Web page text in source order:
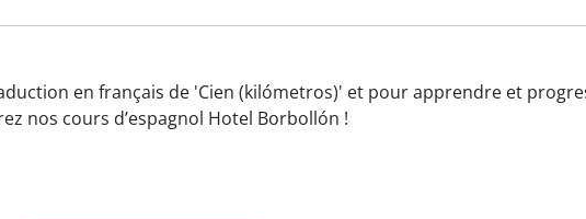
en français de 'Cien (kilómetros)' et pour apprendre et
nos cours d’espagnol Hotel Borbollón !